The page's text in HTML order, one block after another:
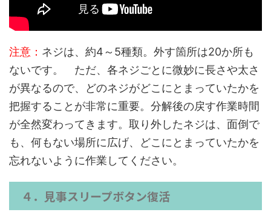
注意： ネジは、約4～5種類。外す箇所は20か所も
ないです。 ただ、各ネジごとに微妙に長さや太さ
が異なるので、どのネジがどこにとまっていたかを
把握することが非常に重要。分解後の戻す作業時間
が全然変わってきます。取り外したネジは、面倒で
も、何もない場所に広げ、どこにとまっていたかを
忘れないように作業してください。
４．見事スリープボタン復活